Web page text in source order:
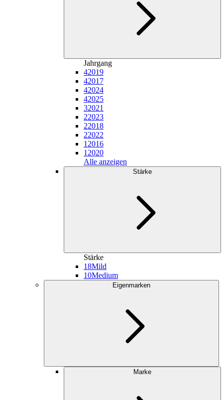
Jahrgang
42019
42017
42024
42025
32021
22023
22018
22022
1 2016
1 2020
Alle anzeigen
Stärke
Stärke
18Mild
10Medium
Eigenmarken
Marke